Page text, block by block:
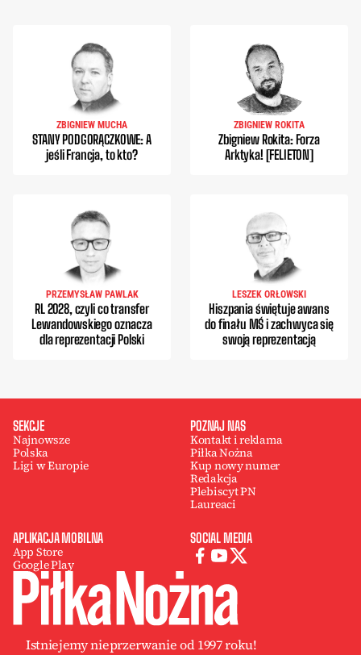
ZBIGNIEW MUCHA
STANY PODGORĄCZKOWE: A
jeśli Francja, to kto?
ZBIGNIEW ROKITA
Zbigniew Rokita: Forza
Arktyka! [FELIETON]
PRZEMYSŁAW PAWLAK
RL 2028, czyli co transfer
Lewandowskiego oznacza
dla reprezentacji Polski
LESZEK ORŁOWSKI
Hiszpania świętuje awans
do finału MŚ i zachwyca się
swoją reprezentacją
SEKCJE
Najnowsze
Polska
Ligi w Europie
POZNAJ NAS
Kontakt i reklama
Piłka Nożna
Kup nowy numer
Redakcja
Plebiscyt PN
Laureaci
APLIKACJA MOBILNA
App Store
Google Play
SOCIAL MEDIA
Istniejemy nieprzerwanie od 1997 roku!